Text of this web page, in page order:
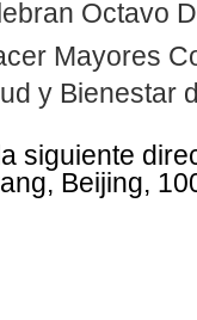
Octavo
Mayores
y Bienestar
siguiente
Beijing,